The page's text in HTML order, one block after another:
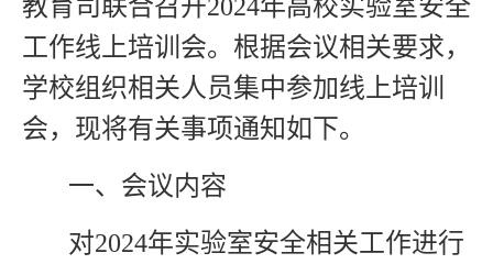
教育司联合召开2024年高校实验室安全
工作线上培训会。根据会议相关要求，
学校组织相关人员集中参加线上培训
会，现将有关事项通知如下。
一、会议内容
对2024年实验室安全相关工作进行